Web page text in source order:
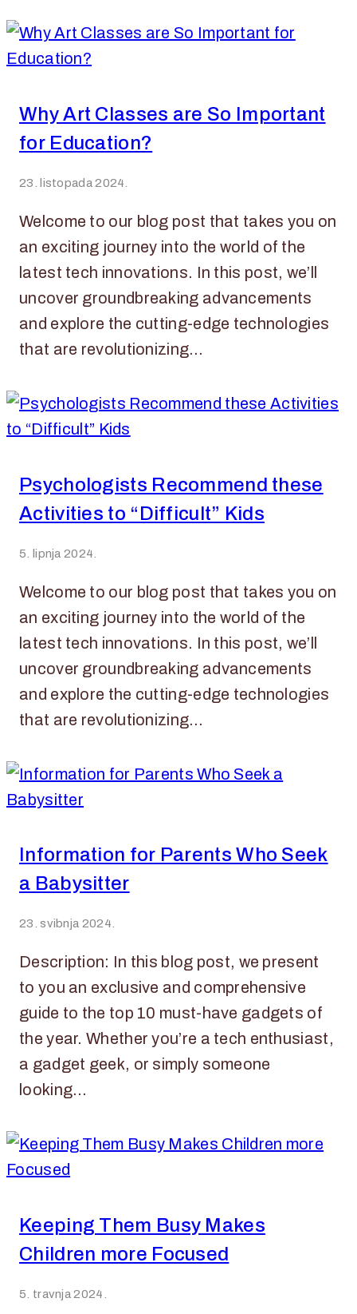
Why Art Classes are So Important
for Education?
23. listopada 2024.
Welcome to our blog post that takes you on
an exciting journey into the world of the
latest tech innovations. In this post, we’ll
uncover groundbreaking advancements
and explore the cutting-edge technologies
that are revolutionizing…
Psychologists Recommend these
Activities to “Difficult” Kids
5. lipnja 2024.
Welcome to our blog post that takes you on
an exciting journey into the world of the
latest tech innovations. In this post, we’ll
uncover groundbreaking advancements
and explore the cutting-edge technologies
that are revolutionizing…
Information for Parents Who Seek
a Babysitter
23. svibnja 2024.
Description: In this blog post, we present
to you an exclusive and comprehensive
guide to the top 10 must-have gadgets of
the year. Whether you’re a tech enthusiast,
a gadget geek, or simply someone
looking…
Keeping Them Busy Makes
Children more Focused
5. travnja 2024.